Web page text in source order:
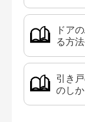
ドア
る方
引き
のし